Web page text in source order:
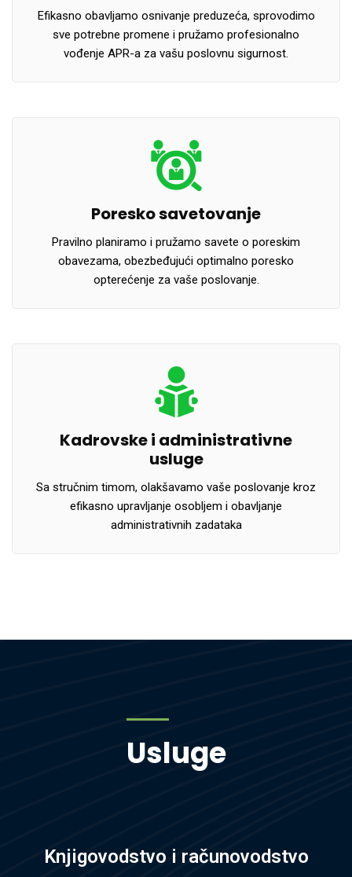
Efikasno obavljamo osnivanje preduzeća, sprovodimo
sve potrebne promene i pružamo profesionalno
vođenje APR-a za vašu poslovnu sigurnost.
Poresko savetovanje
Pravilno planiramo i pružamo savete o poreskim
obavezama, obezbeđujući optimalno poresko
opterećenje za vaše poslovanje.
Kadrovske i administrativne
usluge
Sa stručnim timom, olakšavamo vaše poslovanje kroz
efikasno upravljanje osobljem i obavljanje
administrativnih zadataka
Usluge
Knjigovodstvo i računovodstvo